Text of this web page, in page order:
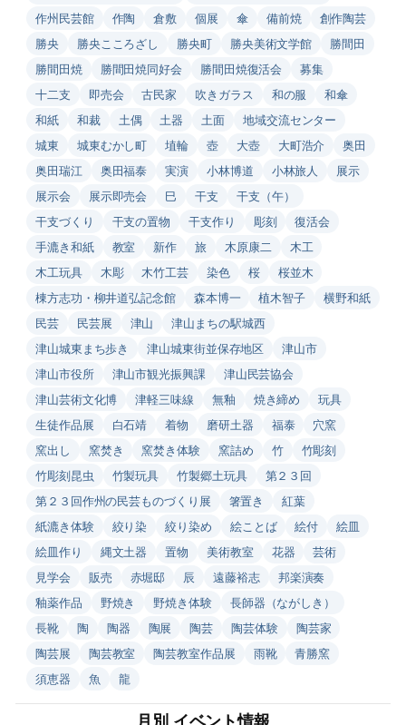
作州民芸館
作陶 倉敷 個展 傘 備前焼
創作陶芸
勝央
勝央こころざし 勝央町 勝央美術文学館
勝間田
勝間田焼
勝間田焼同好会 勝間田焼復活会
募集
十二支
即売会 古民家 吹きガラス 和の服
和傘
和紙
和裁 土偶 土器 土面
地域交流センター
城東
城東むかし町 埴輪 壺 大壺 大町浩介
奥田
奥田瑞江
奥田福泰 実演 小林博道 小林旅人
展示
展示会
展示即売会 巳 干支
干支（午）
干支づくり
干支の置物 干支作り 彫刻
復活会
手漉き和紙
教室 新作 旅 木原康二
木工
木工玩具
木彫 木竹工芸 染色 桜
桜並木
棟方志功・柳井道弘記念館
森本博一 植木智子
横野和紙
民芸
民芸展 津山
津山まちの駅城西
津山城東まち歩き
津山城東街並保存地区
津山市
津山市役所
津山市観光振興課
津山民芸協会
津山芸術文化博
津軽三味線 無釉 焼き締め
玩具
生徒作品展
白石靖 着物 磨研土器 福泰
穴窯
窯出し
窯焚き 窯焚き体験 窯詰め 竹
竹彫刻
竹彫刻昆虫
竹製玩具 竹製郷土玩具
第２３回
第２３回作州の民芸ものづくり展
箸置き
紅葉
紙漉き体験
絞り染 絞り染め 絵ことば 絵付
絵皿
絵皿作り
縄文土器 置物 美術教室 花器
芸術
見学会
販売 赤堀邸 辰 遠藤裕志
邦楽演奏
釉薬作品
野焼き 野焼き体験
長師器（ながしき）
長靴
陶 陶器 陶展 陶芸 陶芸体験
陶芸家
陶芸展
陶芸教室 陶芸教室作品展 雨靴
青勝窯
須恵器
魚 龍
月別 イベント情報